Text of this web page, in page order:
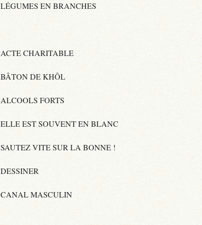
LÉGUMES EN BRANCHES
ACTE CHARITABLE
BÂTON DE KHÔL
ALCOOLS FORTS
ELLE EST SOUVENT EN BLANC
SAUTEZ VITE SUR LA BONNE !
DESSINER
CANAL MASCULIN